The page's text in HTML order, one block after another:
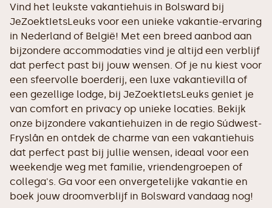
Vind het leukste vakantiehuis in Bolsward bij
JeZoektIetsLeuks voor een unieke vakantie-ervaring
in Nederland of België! Met een breed aanbod aan
bijzondere accommodaties vind je altijd een verblijf
dat perfect past bij jouw wensen. Of je nu kiest voor
een sfeervolle boerderij, een luxe vakantievilla of
een gezellige lodge, bij JeZoektIetsLeuks geniet je
van comfort en privacy op unieke locaties. Bekijk
onze bijzondere vakantiehuizen in de regio Súdwest-
Fryslân en ontdek de charme van een vakantiehuis
dat perfect past bij jullie wensen, ideaal voor een
weekendje weg met familie, vriendengroepen of
collega's. Ga voor een onvergetelijke vakantie en
boek jouw droomverblijf in Bolsward vandaag nog!